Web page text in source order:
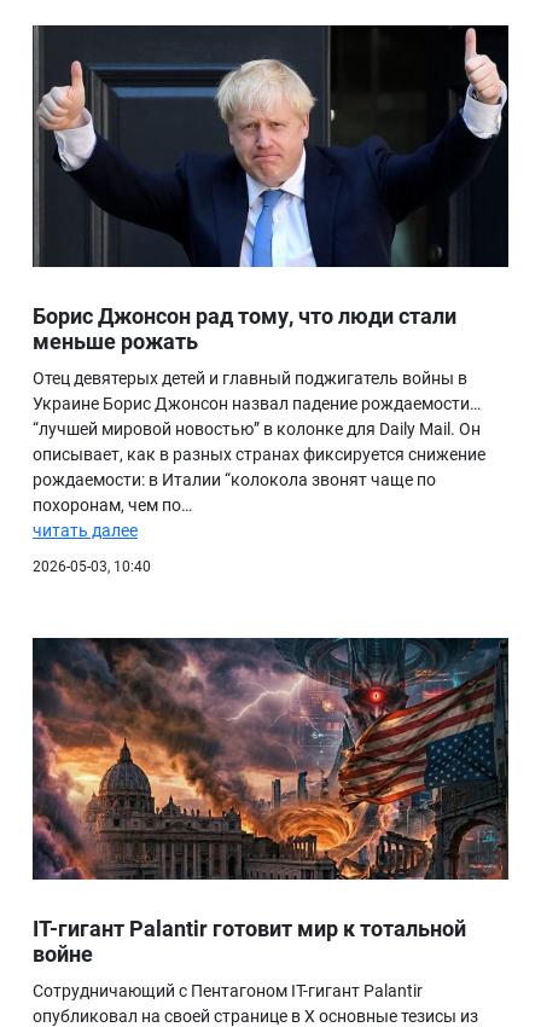
Борис Джонсон рад тому, что люди стали
меньше рожать
Отец девятерых детей и главный поджигатель войны в
Украине Борис Джонсон назвал падение рождаемости…
“лучшей мировой новостью” в колонке для Daily Mail. Он
описывает, как в разных странах фиксируется снижение
рождаемости: в Италии “колокола звонят чаще по
похоронам, чем по…
читать далее
2026-05-03, 10:40
IT-гигант Palantir готовит мир к тотальной
войне
Сотрудничающий с Пентагоном IT-гигант Palantir
опубликовал на своей странице в X основные тезисы из